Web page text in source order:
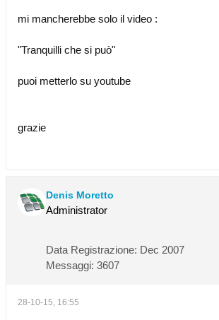
mi mancherebbe solo il video :
"Tranquilli che si può"
puoi metterlo su youtube
grazie
Denis Moretto
Administrator
Data Registrazione: Dec 2007
Messaggi: 3607
28-10-15, 16:55